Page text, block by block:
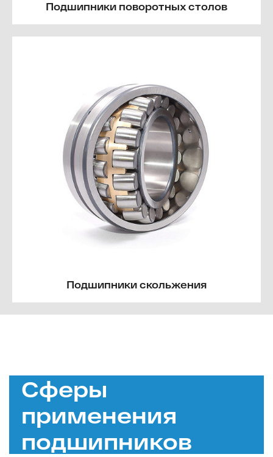
Подшипники поворотных столов
Подшипники скольжения
Сферы
применения
подшипников